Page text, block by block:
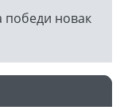
победи новак